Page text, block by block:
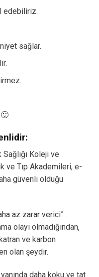
edebiliriz.
sağlar.
Koleji ve
ve Tıp Akademileri, e-
güvenli olduğu
az zarar verici”
olayı olmadığından,
ve karbon
olan şeydir.
daha koku ve tat